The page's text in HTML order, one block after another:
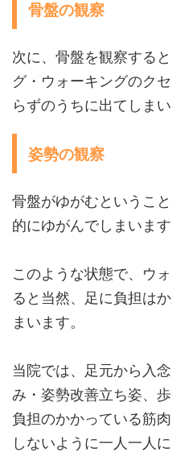
骨盤の観察
次に、骨盤を観察する
グ・ウォーキングのク
らずのうちに出てしまい
姿勢の観察
骨盤がゆがむというこ
的にゆがんでしまいます
このような状態で、ウ
ると当然、足に負担は
まいます。
当院では、足元から入
み・姿勢改善立ち姿、
負担のかかっている筋
しないように一人一人